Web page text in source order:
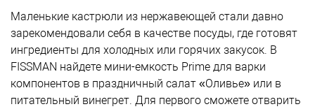
Маленькие кастрюли из нержавеющей стали давно
зарекомендовали себя в качестве посуды, где готовят
ингредиенты для холодных или горячих закусок. В
FISSMAN найдете мини-емкость Prime для варки
компонентов в праздничный салат «Оливье» или в
питательный винегрет. Для первого сможете отварить